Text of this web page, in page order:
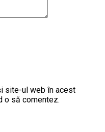
site-ul web în acest
o să comentez.